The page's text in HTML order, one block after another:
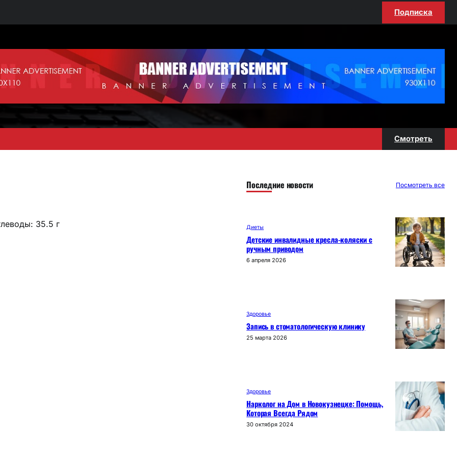
Подписка
Смотреть
35.5 г
Последние новости Посмотреть все
Диеты
Детские инвалидные кресла-коляски с
ручным приводом
6 апреля 2026
Здоровье
Запись в стоматологическую клинику
25 марта 2026
Здоровье
Нарколог на Дом в Новокузнецке: Помощь,
Которая Всегда Рядом
30 октября 2024